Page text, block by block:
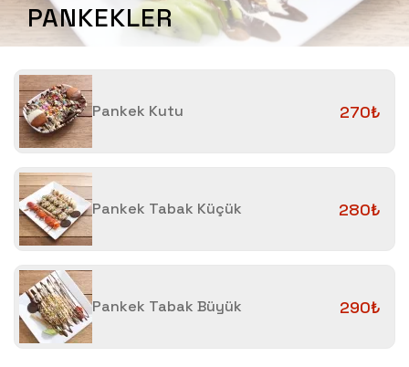
PANKEKLER
Pankek Kutu 270₺
Pankek Tabak Küçük 280₺
Pankek Tabak Büyük 290₺